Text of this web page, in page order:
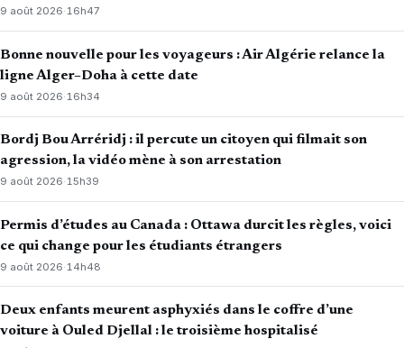
9 août 2026·16h47
Bonne nouvelle pour les voyageurs : Air Algérie relance la
ligne Alger–Doha à cette date
9 août 2026· 16h34
Bordj Bou Arréridj : il percute un citoyen qui filmait son
agression, la vidéo mène à son arrestation
9 août 2026·15h39
Permis d’études au Canada : Ottawa durcit les règles, voici
ce qui change pour les étudiants étrangers
9 août 2026· 14h48
Deux enfants meurent asphyxiés dans le coffre d’une
voiture à Ouled Djellal : le troisième hospitalisé